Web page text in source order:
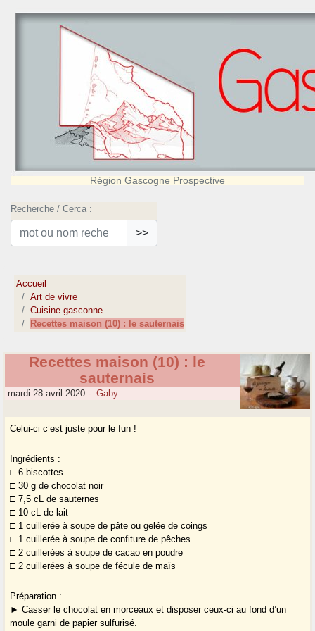
Région Gascogne Prospective
Recherche / Cerca :
>>
Accueil
Art de vivre
Cuisine gasconne
Recettes maison (10) : le sauternais
Recettes maison (10) : le
sauternais
mardi 28 avril 2020 - Gaby
Celui-ci c’est juste pour le fun !
Ingrédients :
□ 6 biscottes
□ 30 g de chocolat noir
□ 7,5 cL de sauternes
□ 10 cL de lait
□ 1 cuillerée à soupe de pâte ou gelée de coings
□ 1 cuillerée à soupe de confiture de pêches
□ 2 cuillerées à soupe de cacao en poudre
□ 2 cuillerées à soupe de fécule de maïs
Préparation :
► Casser le chocolat en morceaux et disposer ceux-ci au fond d’un
moule garni de papier sulfurisé.